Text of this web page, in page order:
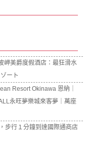
岬美爵度假酒店：最狂滑水
ート
Resort Okinawa 恩納｜
永旺夢樂城來客夢｜萬座
步行１分鐘到達國際通商店